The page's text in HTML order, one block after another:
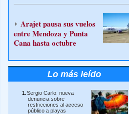
Arajet pausa sus vuelos
entre Mendoza y Punta
Cana hasta octubre
Lo más leído
Sergio Carlo: nueva
denuncia sobre
restricciones al acceso
público a playas